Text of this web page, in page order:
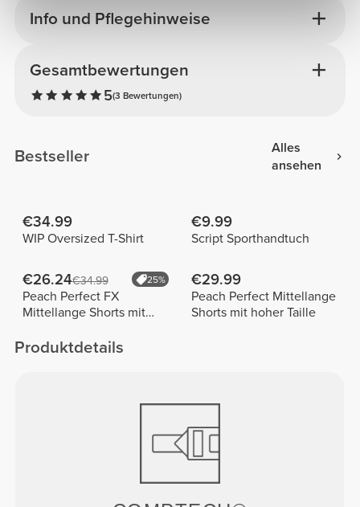
Info und Pflegehinweise
Gesamtbewertungen
5(3 Bewertungen)
Bestseller
Alles
ansehen
€34.99
WIP Oversized T-Shirt
€9.99
Script Sporthandtuch
€26.24€34.99 25%
Peach Perfect FX
Mittellange Shorts mit
€29.99
Peach Perfect Mittellange
Shorts mit hoher Taille
Produktdetails